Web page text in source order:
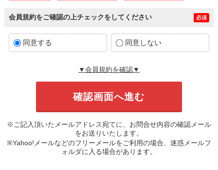
会員規約をご確認の上チェックをしてください 必須
同意する 同意しない
▼会員規約を確認▼
※ご記入頂いたメールアドレス宛てに、お問合せ内容の確認メール
をお送りいたします。
※Yahoo!メールなどのフリーメールをご利用の場合、迷惑メールフ
ォルダに入る場合があります。